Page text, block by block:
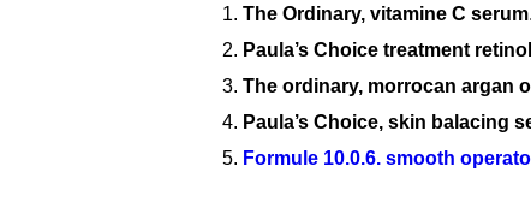
The Ordinary, vitamine C serum
Paula’s Choice treatment retinol
The ordinary, morrocan argan
Paula’s Choice, skin balacing
Formule 10.0.6. smooth